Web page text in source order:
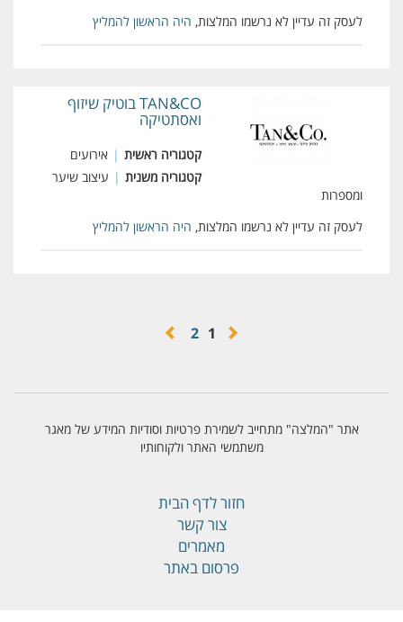
לעסק זה עדיין לא נרשמו המלצות, היה הראשון להמליץ
TAN&CO בוטיק שיזוף
ואסתטיקה
קטגוריה ראשית | אירועים
קטגוריה משנית | עיצוב שיער
ומספרות
לעסק זה עדיין לא נרשמו המלצות, היה הראשון להמליץ
1
2
אתר "המלצה" מתחייב לשמירת פרטיות וסודיות המידע של מאגר
משתמשי האתר ולקוחותיו
חזור לדף הבית
צור קשר
מאמרים
פרסום באתר